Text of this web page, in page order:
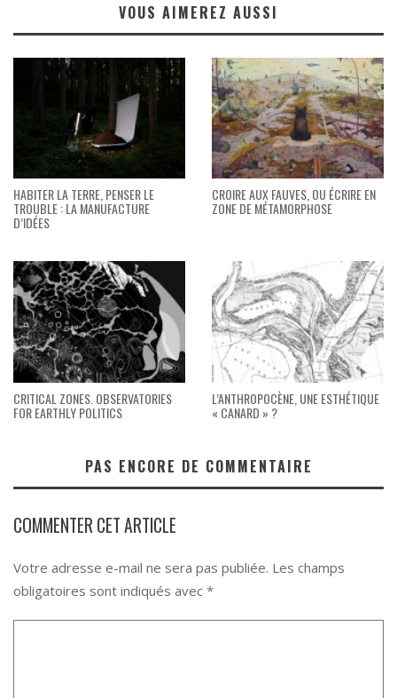
VOUS AIMEREZ AUSSI
HABITER LA TERRE, PENSER LE
TROUBLE : LA MANUFACTURE
D’IDÉES
CROIRE AUX FAUVES, OU ÉCRIRE EN
ZONE DE MÉTAMORPHOSE
CRITICAL ZONES. OBSERVATORIES
FOR EARTHLY POLITICS
L’ANTHROPOCÈNE, UNE ESTHÉTIQUE
« CANARD » ?
PAS ENCORE DE COMMENTAIRE
COMMENTER CET ARTICLE
Votre adresse e-mail ne sera pas publiée. Les champs
obligatoires sont indiqués avec *